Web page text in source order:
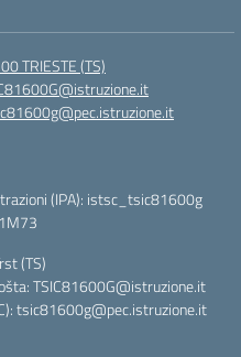
TRIESTE (TS)
(IPA): istsc_tsic81600g
(TS)
TSIC81600G@istruzione.it
tsic81600g@pec.istruzione.it